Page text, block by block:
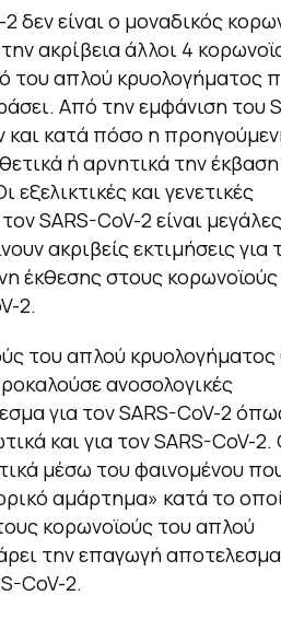
δεν είναι ο μοναδικός
ακρίβεια άλλοι 4
του απλού κρυολογήματος
Από την εμφάνιση του
και κατά πόσο η
ή αρνητικά την
και γενετικές
SARS-CoV-2 είναι
ακριβείς εκτιμήσεις για
έκθεσης στους
2.
του απλού
ανοσολογικές
για τον SARS-CoV-2
και για τον SARS-CoV-
μέσω του φαινομένου
αμάρτημα» κατά το
κορωνοϊούς του απλού
την επαγωγή
CoV-2.